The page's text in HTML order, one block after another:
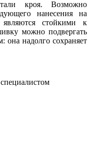
кроя. Возможно
нанесения на
стойкими к
можно подвергать
она надолго сохраняет